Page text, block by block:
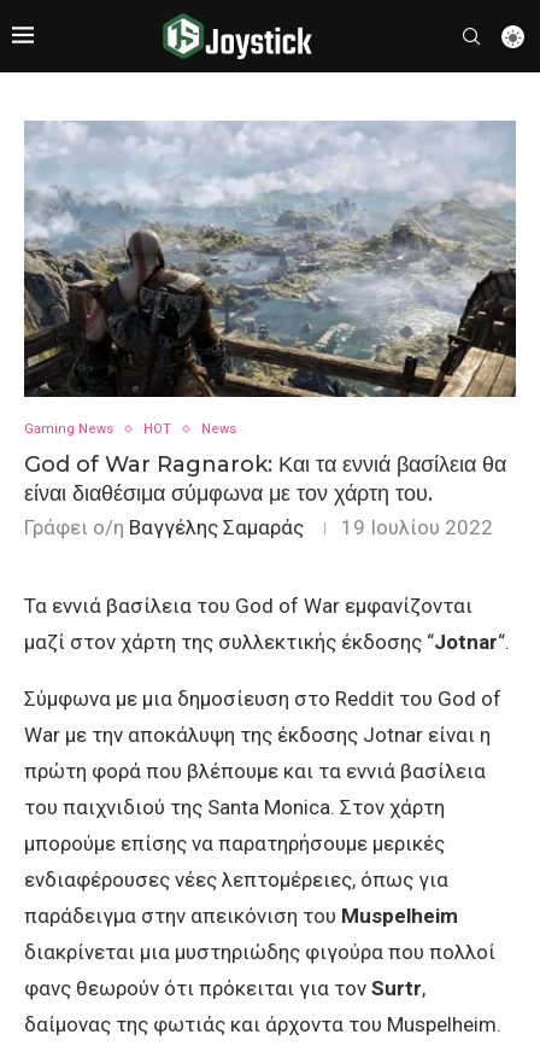
Gaming News HOT News
God of War Ragnarok: Και τα εννιά βασίλεια θα
είναι διαθέσιμα σύμφωνα με τον χάρτη του.
Γράφει ο/η Βαγγέλης Σαμαράς 19 Ιουλίου 2022
Τα εννιά βασίλεια του God of War εμφανίζονται
μαζί στον χάρτη της συλλεκτικής έκδοσης “Jotnar“.
Σύμφωνα με μια δημοσίευση στο Reddit του God of
War με την αποκάλυψη της έκδοσης Jotnar είναι η
πρώτη φορά που βλέπουμε και τα εννιά βασίλεια
του παιχνιδιού της Santa Monica. Στον χάρτη
μπορούμε επίσης να παρατηρήσουμε μερικές
ενδιαφέρουσες νέες λεπτομέρειες, όπως για
παράδειγμα στην απεικόνιση του Muspelheim
διακρίνεται μια μυστηριώδης φιγούρα που πολλοί
φανς θεωρούν ότι πρόκειται για τον Surtr,
δαίμονας της φωτιάς και άρχοντα του Muspelheim.